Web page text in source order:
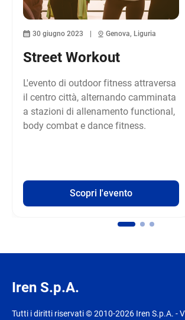
30 giugno 2023 Genova, Liguria
Street Workout
L'evento di outdoor fitness attraversa
il centro città, alternando camminata
a stazioni di allenamento functional,
body combat e dance fitness.
Scopri l'evento
Iren S.p.A.
Tutti i diritti riservati © 2010-2026 Iren S.p.A. -